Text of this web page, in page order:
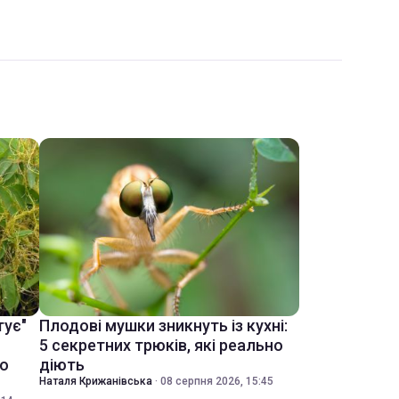
Плодові мушки зникнуть із кухні:
5 секретних трюків, які реально
діють
Наталя Крижанівська · 08 серпня 2026, 15:45